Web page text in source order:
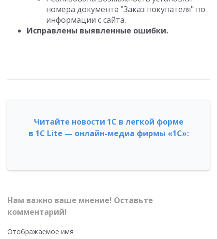
номера документа "Заказ покупателя" по
информации с сайта.
Исправлены выявленные ошибки.
Читайте новости 1С в легкой форме
в 1С Lite — онлайн-медиа фирмы «1С»:
Нам важно ваше мнение! Оставьте
комментарий!
Отображаемое имя